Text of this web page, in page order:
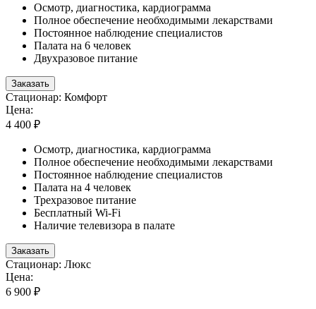
Осмотр, диагностика, кардиограмма
Полное обеспечение необходимыми лекарствами
Постоянное наблюдение специалистов
Палата на 6 человек
Двухразовое питание
Заказать
Стационар: Комфорт
Цена:
4 400 ₽
Осмотр, диагностика, кардиограмма
Полное обеспечение необходимыми лекарствами
Постоянное наблюдение специалистов
Палата на 4 человек
Трехразовое питание
Бесплатный Wi-Fi
Наличие телевизора в палате
Заказать
Стационар: Люкс
Цена:
6 900 ₽